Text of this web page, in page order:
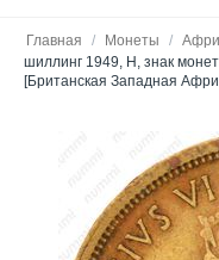
Главная / Монеты /
шиллинг 1949, H, знак
[Британская Западная